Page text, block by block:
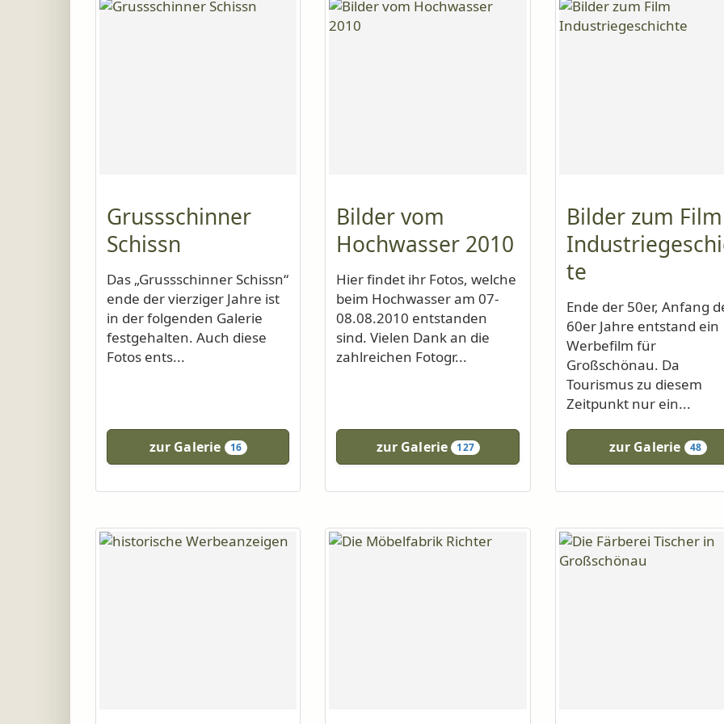
Grussschinner
Schissn
Das „Grussschinner Schissn“
ende der vierziger Jahre ist
in der folgenden Galerie
festgehalten. Auch diese
Fotos ents...
zur Galerie 16
Bilder vom
Hochwasser 2010
Hier findet ihr Fotos, welche
beim Hochwasser am 07-
08.08.2010 entstanden
sind. Vielen Dank an die
zahlreichen Fotogr...
zur Galerie 127
Bilder zum Film
te
Ende der 50er, Anfang
60er Jahre entstand ein
Werbefilm für
Großschönau. Da
Tourismus zu diesem
Zeitpunkt nur ein...
zur Galerie 48